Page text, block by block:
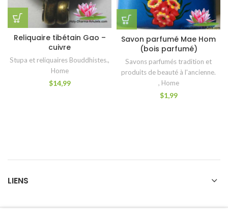
Reliquaire tibétain Gao –
cuivre
Stupa et reliquaires Bouddhistes.,
Home
$14,99
Savon parfumé Mae Hom
(bois parfumé)
Savons parfumés tradition et
produits de beauté à l'ancienne.
, Home
$1,99
LIENS